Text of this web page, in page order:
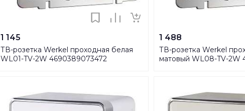
1 145
ТВ-розетка Werkel проходная белая
WL01-TV-2W 4690389073472
1 488
ТВ-розетка Werkel
матовый WL08-TV-2W